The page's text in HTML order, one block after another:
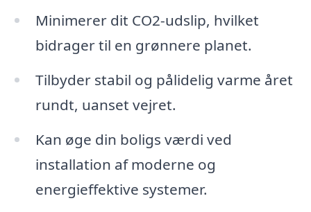
Minimerer dit CO2-udslip, hvilket
bidrager til en grønnere planet.
Tilbyder stabil og pålidelig varme året
rundt, uanset vejret.
Kan øge din boligs værdi ved
installation af moderne og
energieffektive systemer.